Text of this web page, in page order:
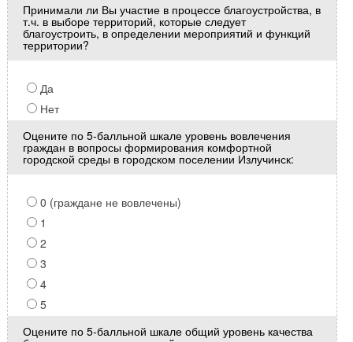
Принимали ли Вы участие в процессе благоустройства, в
т.ч. в выборе территорий, которые следует
благоустроить, в определении мероприятий и функций
территории?
Да
Нет
Оцените по 5-балльной шкале уровень вовлечения
граждан в вопросы формирования комфортной
городской среды в городском поселении Излучинск:
0 (граждане не вовлечены)
1
2
3
4
5
Оцените по 5-балльной шкале общий уровень качества